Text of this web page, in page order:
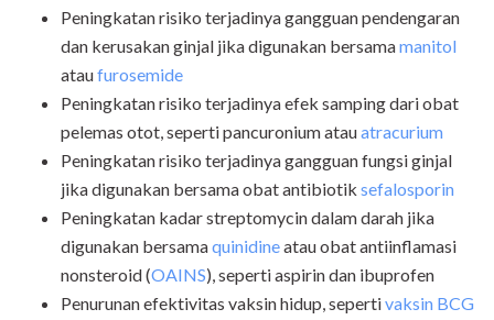
Peningkatan risiko terjadinya gangguan pendengaran
dan kerusakan ginjal jika digunakan bersamamanitol
ataufurosemide
Peningkatan risiko terjadinya efek samping dari obat
pelemas otot, seperti pancuronium atauatracurium
Peningkatan risiko terjadinya gangguan fungsi ginjal
jika digunakan bersama obat antibiotik sefalosporin
Peningkatan kadar streptomycin dalam darah jika
digunakan bersamaquinidineatau obat antiinflamasi
nonsteroid (OAINS), seperti aspirin dan ibuprofen
Penurunan efektivitas vaksin hidup, sepertivaksin BCG